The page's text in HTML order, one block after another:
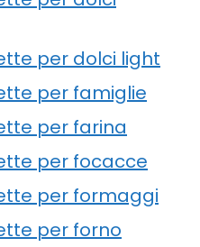
per dolci light
per famiglie
per farina
per focacce
per formaggi
per forno